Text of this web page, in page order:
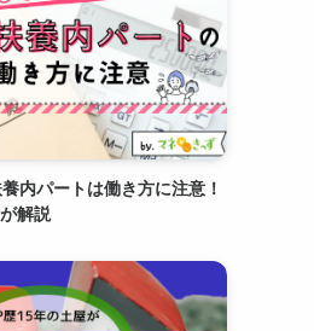
内パートは働き方に注意！
解説